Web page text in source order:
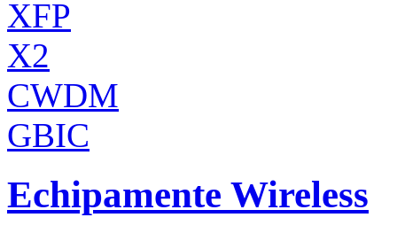
XFP
X2
CWDM
GBIC
Echipamente Wireless